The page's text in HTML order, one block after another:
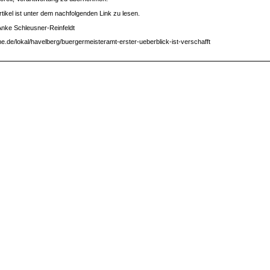
ist unter dem nachfolgenden Link zu lesen.
Schleusner-Reinfeldt
lokal/havelberg/buergermeisteramt-erster-ueberblick-ist-verschafft